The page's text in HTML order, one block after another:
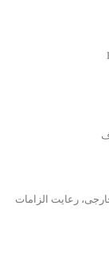
رعایت الزامات